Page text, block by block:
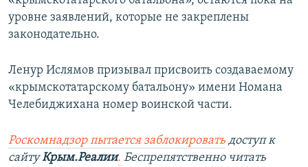
уровне заявлений, которые не закреплены
законодательно.
Ленур Ислямов призывал присвоить создаваемому
«крымскотатарскому батальону» имени Номана
Челебиджихана номер воинской части.
Роскомнадзор пытается заблокировать доступ к
сайтуКрым.Реалии. Беспрепятственно читать